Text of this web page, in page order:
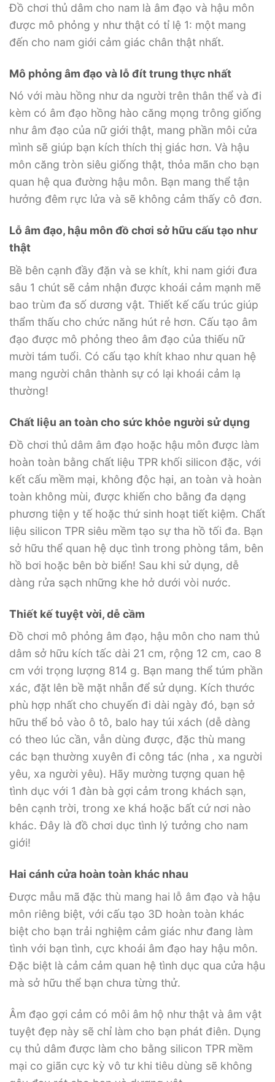
Đồ chơi thủ dâm cho nam là âm đạo và hậu môn
được mô phỏng y như thật có tỉ lệ 1: một mang
đến cho nam giới cảm giác chân thật nhất.
Mô phỏng âm đạo và lỗ đít trung thực nhất
Nó với màu hồng như da người trên thân thể và đi
kèm có âm đạo hồng hào căng mọng trông giống
như âm đạo của nữ giới thật, mang phần môi cửa
mình sẽ giúp bạn kích thích thị giác hơn. Và hậu
môn căng tròn siêu giống thật, thỏa mãn cho bạn
quan hệ qua đường hậu môn. Bạn mang thể tận
hưởng đêm rực lửa và sẽ không cảm thấy cô đơn.
Lỗ âm đạo, hậu môn đồ chơi sở hữu cấu tạo như
thật
Bề bên cạnh đầy đặn và se khít, khi nam giới đưa
sâu 1 chút sẽ cảm nhận được khoái cảm mạnh mẽ
bao trùm đa số dương vật. Thiết kế cấu trúc giúp
thẩm thấu cho chức năng hút rẻ hơn. Cấu tạo âm
đạo được mô phỏng theo âm đạo của thiếu nữ
mười tám tuổi. Có cấu tạo khít khao như quan hệ
mang người chân thành sự có lại khoái cảm lạ
thường!
Chất liệu an toàn cho sức khỏe người sử dụng
Đồ chơi thủ dâm âm đạo hoặc hậu môn được làm
hoàn toàn bằng chất liệu TPR khối silicon đặc, với
kết cấu mềm mại, không độc hại, an toàn và hoàn
toàn không mùi, được khiến cho bằng đa dạng
phương tiện y tế hoặc thứ sinh hoạt tiết kiệm. Chất
liệu silicon TPR siêu mềm tạo sự tha hồ tối đa. Bạn
sở hữu thể quan hệ dục tình trong phòng tắm, bên
hồ bơi hoặc bên bờ biển! Sau khi sử dụng, dễ
dàng rửa sạch những khe hở dưới vòi nước.
Thiết kế tuyệt vời, dễ cầm
Đồ chơi mô phỏng âm đạo, hậu môn cho nam thủ
dâm sở hữu kích tấc dài 21 cm, rộng 12 cm, cao 8
cm với trọng lượng 814 g. Bạn mang thể túm phần
xác, đặt lên bề mặt nhẵn để sử dụng. Kích thước
phù hợp nhất cho chuyến đi dài ngày đó, bạn sở
hữu thể bỏ vào ô tô, balo hay túi xách (dễ dàng
có theo lúc cần, vẫn dùng được, đặc thù mang
các bạn thường xuyên đi công tác (nha , xa người
yêu, xa người yêu). Hãy mường tượng quan hệ
tình dục với 1 đàn bà gợi cảm trong khách sạn,
bên cạnh trời, trong xe khá hoặc bất cứ nơi nào
khác. Đây là đồ chơi dục tình lý tưởng cho nam
giới!
Hai cánh cửa hoàn toàn khác nhau
Được mẫu mã đặc thù mang hai lỗ âm đạo và hậu
môn riêng biệt, với cấu tạo 3D hoàn toàn khác
biệt cho bạn trải nghiệm cảm giác như đang làm
tình với bạn tình, cực khoái âm đạo hay hậu môn.
Đặc biệt là cảm cảm quan hệ tình dục qua cửa hậu
mà sở hữu thể bạn chưa từng thử.
Âm đạo gợi cảm có môi âm hộ như thật và âm vật
tuyệt đẹp này sẽ chỉ làm cho bạn phát điên. Dụng
cụ thủ dâm được làm cho bằng silicon TPR mềm
mại co giãn cực kỳ vô tư khi tiêu dùng sẽ không